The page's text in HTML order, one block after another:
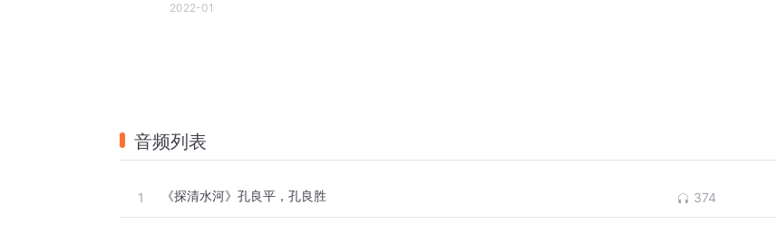
2022-01
音频列表
1 《探清水河》孔良平，孔良胜 374